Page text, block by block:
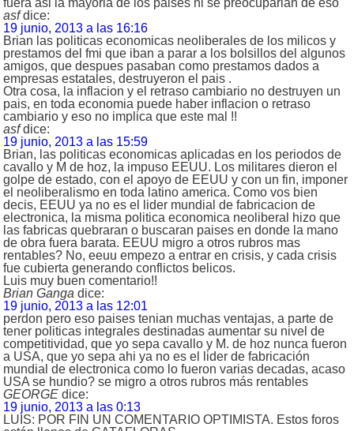
asf dice:
19 junio, 2013 a las 16:16
Brian las politicas economicas neoliberales de los milicos y
prestamos del fmi que iban a parar a los bolsillos del algunos
amigos, que despues pasaban como prestamos dados a
empresas estatales, destruyeron el pais .
Otra cosa, la inflacion y el retraso cambiario no destruyen un
pais, en toda economia puede haber inflacion o retraso
cambiario y eso no implica que este mal !!
asf dice:
19 junio, 2013 a las 15:59
Brian, las politicas economicas aplicadas en los periodos de
cavallo y M de hoz, la impuso EEUU. Los militares dieron el
golpe de estado, con el apoyo de EEUU y con un fin, imponer
el neoliberalismo en toda latino america. Como vos bien
decis, EEUU ya no es el lider mundial de fabricacion de
electronica, la misma politica economica neoliberal hizo que
las fabricas quebraran o buscaran paises en donde la mano
de obra fuera barata. EEUU migro a otros rubros mas
rentables? No, eeuu empezo a entrar en crisis, y cada crisis
fue cubierta generando conflictos belicos.
Luis muy buen comentario!!
Brian Ganga dice:
19 junio, 2013 a las 12:01
perdon pero eso paises tenian muchas ventajas, a parte de
tener politicas integrales destinadas aumentar su nivel de
competitividad, que yo sepa cavallo y M. de hoz nunca fueron
a USA, que yo sepa ahi ya no es el lider de fabricación
mundial de electronica como lo fueron varias decadas, acaso
USA se hundio? se migro a otros rubros más rentables
GEORGE dice:
19 junio, 2013 a las 0:13
LUIS: POR FIN UN COMENTARIO OPTIMISTA. Estos foros